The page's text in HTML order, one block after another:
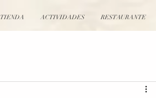
TIENDA ACTIVIDADES RESTAURANTE